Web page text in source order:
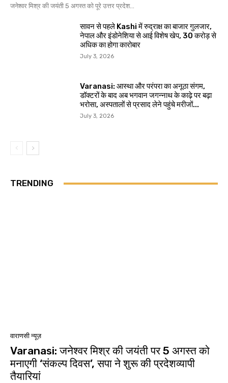
जनेश्वर मिश्र की जयंती 5 अगस्त को पूरे उत्तर प्रदेश...
सावन से पहले Kashi में रुद्राक्ष का बाजार गुलजार,
नेपाल और इंडोनेशिया से आई विशेष खेप, 30 करोड़ से
अधिक का होगा कारोबार
July 3, 2026
Varanasi: आस्था और परंपरा का अनूठा संगम,
डॉक्टरों के बाद अब भगवान जगन्नाथ के काढ़े पर बढ़ा
भरोसा, अस्पतालों से प्रसाद लेने पहुंचे मरीजों...
July 3, 2026
TRENDING
वाराणसी न्यूज़
Varanasi: जनेश्वर मिश्र की जयंती पर 5 अगस्त को
मनाएगी ‘संकल्प दिवस’, सपा ने शुरू की प्रदेशव्यापी
तैयारियां